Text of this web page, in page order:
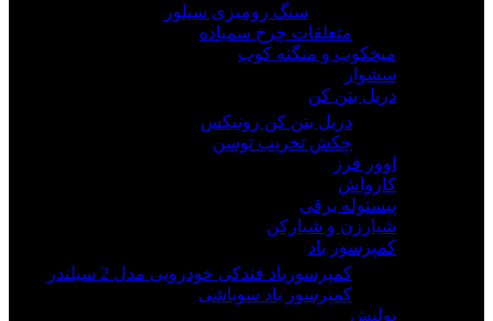
سنگ رومیزی سیلور
متعلقات چرخ سمباده
میخکوب و منگنه کوب
سشوار
دریل بتن کن
دریل بتن کن رونیکس
چکش تخریب توسن
اوور فرز
کارواش
پیستوله برقی
شیارزن و شیارکن
کمپرسور باد
کمپرسورباد فندکی خودرویی مدل 2 سیلندر
کمپرسور باد سوباشی
پولیش